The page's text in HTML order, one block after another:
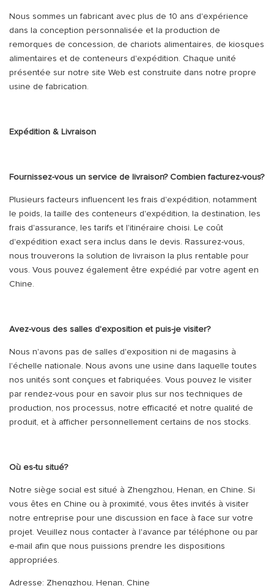
Nous sommes un fabricant avec plus de 10 ans d'expérience
dans la conception personnalisée et la production de
remorques de concession, de chariots alimentaires, de kiosques
alimentaires et de conteneurs d'expédition. Chaque unité
présentée sur notre site Web est construite dans notre propre
usine de fabrication.
Expédition & Livraison
Fournissez-vous un service de livraison? Combien facturez-vous?
Plusieurs facteurs influencent les frais d'expédition, notamment
le poids, la taille des conteneurs d'expédition, la destination, les
frais d'assurance, les tarifs et l'itinéraire choisi. Le coût
d'expédition exact sera inclus dans le devis. Rassurez-vous,
nous trouverons la solution de livraison la plus rentable pour
vous. Vous pouvez également être expédié par votre agent en
Chine.
Avez-vous des salles d'exposition et puis-je visiter?
Nous n'avons pas de salles d'exposition ni de magasins à
l'échelle nationale. Nous avons une usine dans laquelle toutes
nos unités sont conçues et fabriquées. Vous pouvez le visiter
par rendez-vous pour en savoir plus sur nos techniques de
production, nos processus, notre efficacité et notre qualité de
produit, et à afficher personnellement certains de nos stocks.
Où es-tu situé?
Notre siège social est situé à Zhengzhou, Henan, en Chine. Si
vous êtes en Chine ou à proximité, vous êtes invités à visiter
notre entreprise pour une discussion en face à face sur votre
projet. Veuillez nous contacter à l'avance par téléphone ou par
e-mail afin que nous puissions prendre les dispositions
appropriées.
Adresse: Zhengzhou, Henan, Chine